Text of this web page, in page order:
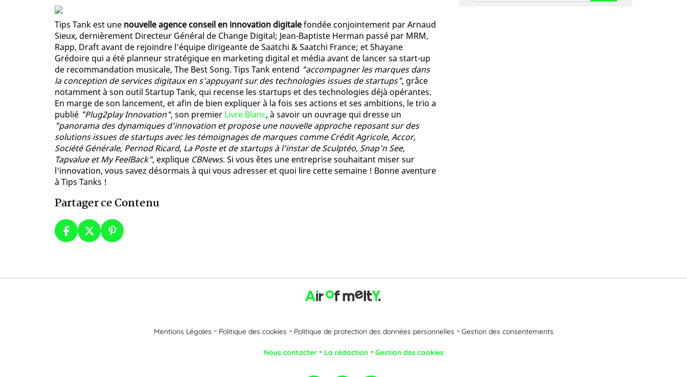
Tips Tank est une nouvelle agence conseil en innovation digitalefondée conjointement par Arnaud
Sieux, dernièrement Directeur Général de Change Digital; Jean-Baptiste Herman passé par MRM,
Rapp, Draft avant de rejoindre l’équipe dirigeante de Saatchi & Saatchi France; et Shayane
Grédoire qui a été planneur stratégique en marketing digital et média avant de lancer sa start-up
de recommandation musicale, The Best Song. Tips Tank entend "accompagner les marques dans
la conception de services digitaux en s’appuyant sur des technologies issues de startups", grâce
notamment à son outil Startup Tank, qui recense les startups et des technologies déjà opérantes.
En marge de son lancement, et afin de bien expliquer à la fois ses actions et ses ambitions, le trio a
publié "Plug2play Innovation", son premier Livre Blanc, à savoir un ouvrage qui dresse un
"panorama des dynamiques d’innovation et propose une nouvelle approche reposant sur des
solutions issues de startups avec les témoignages de marques comme Crédit Agricole, Accor,
Société Générale, Pernod Ricard, La Poste et de startups à l’instar de Sculptéo, Snap’n See,
Tapvalue et My FeelBack", explique CBNews. Si vous êtes une entreprise souhaitant miser sur
l'innovation, vous savez désormais à qui vous adresser et quoi lire cette semaine ! Bonne aventure
à Tips Tanks !
Partager ce Contenu
Mentions Légales Politique des cookies Politique de protection des données personnelles Gestion des consentements
Nous contacter La rédaction Gestion des cookies